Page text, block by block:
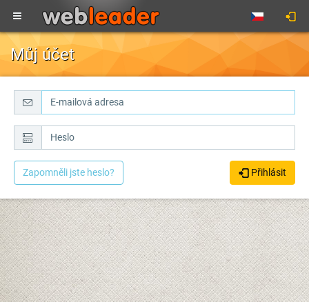
Můj účet
Přihlásit
Zapomněli jste heslo?